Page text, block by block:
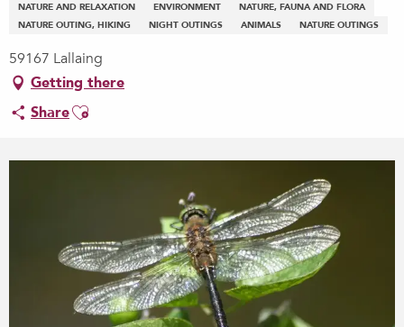
NATURE AND RELAXATION ENVIRONMENT
NATURE, FAUNA AND FLORA
NATURE OUTING, HIKING
NIGHT OUTINGS ANIMALS NATURE OUTINGS
59167 Lallaing
Getting there
ShareAjouter aux favoris